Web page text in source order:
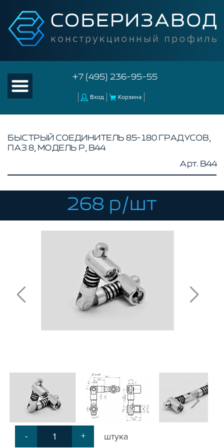
+7 (495) 236-95-55
Вход Корзина
КАТАЛОГ ТОВАРОВ
КОНСТРУКЦИОННЫЙ ПРОФИЛЬ
КОМПЛЕКТУЮЩИЕ К ЧПУ
АКСЕССУАРЫ ДЛЯ V-ПАЗА
Т-БОЛТЫ И Т-ГАЙКИ
УГЛОВЫЕ СОЕДИНИТЕЛИ
СИСТЕМА ТРУБНАЯ МОДУЛЬНАЯ
СИСТЕМА ТРУБНАЯ КОНСТРУКЦИОННАЯ
ВНУТРЕННИЕ УГЛОВЫЕ СОЕДИНИТЕЛИ
2-Х И 3-Х СТОРОННИЕ СОЕДИНИТЕЛИ
АДДИТИВНЫЕ ТОВАРЫ
ОБЩЕСТРОИТЕЛЬНЫЙ ПРОФИЛЬ
ПОДШИПНИКИ
ЛИНЕЙНЫЕ СОЕДИНИТЕЛИ
ДОПОЛНИТЕЛЬНАЯ ОБРАБОТКА
ПАРАЛЛЕЛЬНЫЕ СОЕДИНИТЕЛИ
ПРОМЫШЛЕННАЯ МЕБЕЛЬ
БЫСТРЫЙ СОЕДИНИТЕЛЬ 85-180 ГРАДУСОВ,
ПАЗ 8, МОДЕЛЬ P, B44
Арт. B44
268 р/шт
- + штука